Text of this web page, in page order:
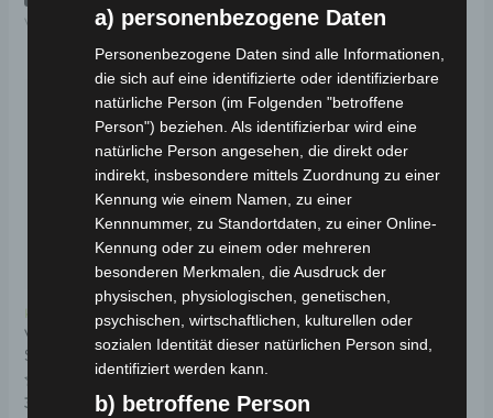
VS1 VS1
Kostenloser Versand
VS1 MITTLERER
STÄNDER
Bewertet
39,00
a) personenbezogene Daten
Personenbezogene Daten sind alle Informationen,
die sich auf eine identifizierte oder identifizierbare
natürliche Person (im Folgenden "betroffene
Person") beziehen. Als identifizierbar wird eine
natürliche Person angesehen, die direkt oder
indirekt, insbesondere mittels Zuordnung zu einer
Kennung wie einem Namen, zu einer
Kennnummer, zu Standortdaten, zu einer Online-
Kennung oder zu einem oder mehreren
besonderen Merkmalen, die Ausdruck der
physischen, physiologischen, genetischen,
psychischen, wirtschaftlichen, kulturellen oder
sozialen Identität dieser natürlichen Person sind,
identifiziert werden kann.
b) betroffene Person